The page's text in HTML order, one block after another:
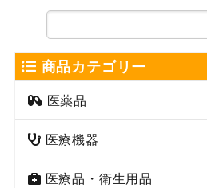
商品カテゴリー
医薬品
医療機器
医療品・衛生用品